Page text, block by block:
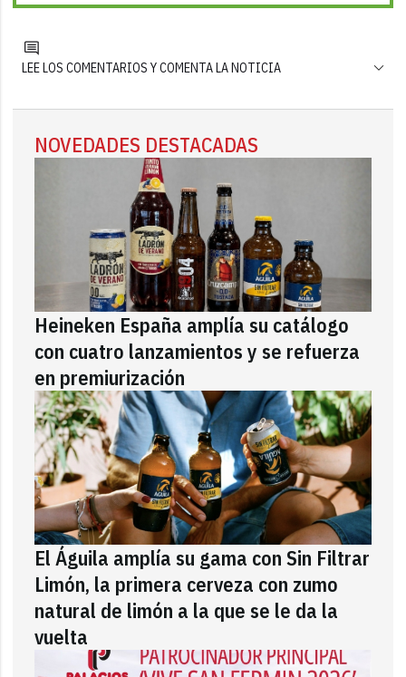
LEE LOS COMENTARIOS Y COMENTA LA NOTICIA
NOVEDADES DESTACADAS
Heineken España amplía su catálogo
con cuatro lanzamientos y se refuerza
en premiurización
El Águila amplía su gama con Sin Filtrar
Limón, la primera cerveza con zumo
natural de limón a la que se le da la
vuelta